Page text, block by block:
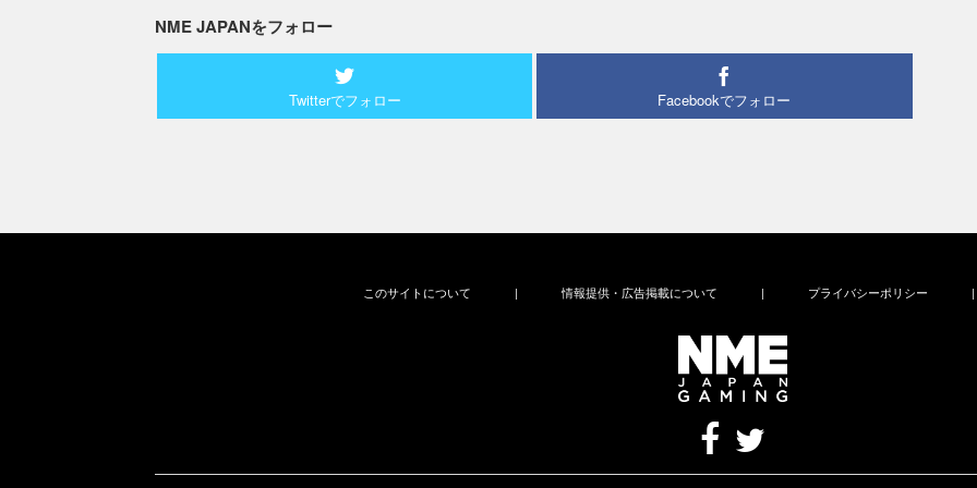
NME JAPANをフォロー
Twitterでフォロー Facebookでフォロー
このサイトについて | 情報提供・広告掲載について | プライバシーポリシー |